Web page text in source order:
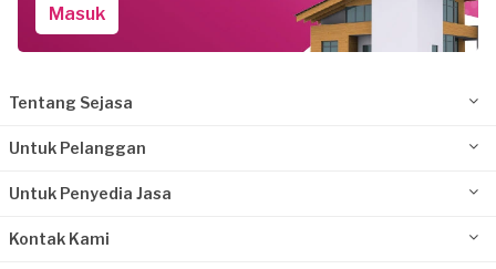
Masuk
Tentang Sejasa
Untuk Pelanggan
Untuk Penyedia Jasa
Kontak Kami